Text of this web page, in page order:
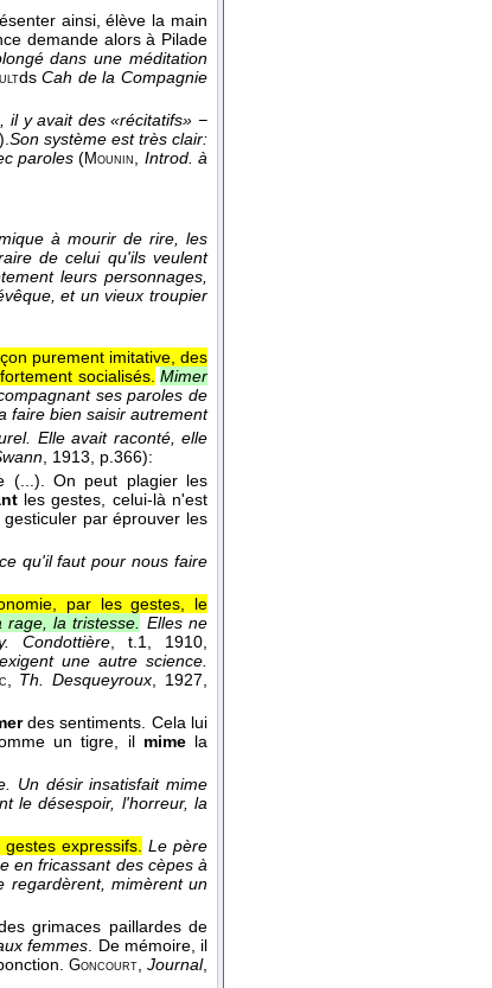
ainsi, élève la main
demande alors à Pilade
dans une méditation
dsCah de la Compagnie
il y avait des «récitatifs» −
Son système est très clair:
paroles(Mounin, Introd. à
à mourir de rire, les
de celui qu'ils veulent
leurs personnages,
et un vieux troupier
purement imitative, des
socialisés. Mimer
ses paroles de
faire bien saisir autrement
Elle avait raconté, elle
, 1913 , p.366):
(...). On peut plagier les
les gestes, celui-là n'est
par éprouver les
qu'il faut pour nous faire
par les gestes, le
la tristesse.
Elles ne
Condottière , t.1 , 1910
une autre science.
Th. Desqueyroux , 1927
des sentiments. Cela lui
un tigre, il mimela
Un désir insatisfait mime
le désespoir, l'horreur, la
expressifs. Le père
en fricassant des cèpes à
regardèrent, mimèrent un
grimaces paillardes de
femmes . De mémoire, il
Goncourt,Journal,